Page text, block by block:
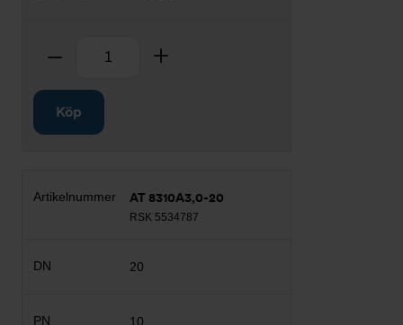
Ta bort
Köp
AT 8310A3,0-20
RSK 5534787
20
10